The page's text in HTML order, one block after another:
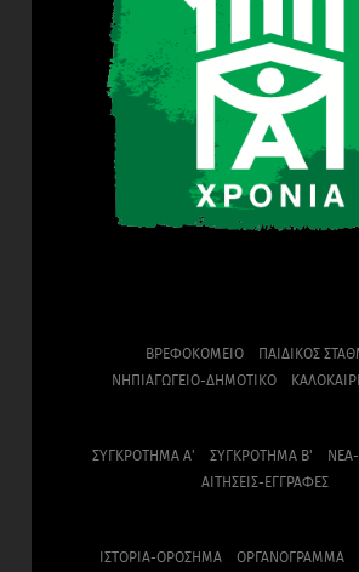
ΒΡΕΦΟΚΟΜΕΙΟ
ΠΑΙΔΙΚΟΣ
ΝΗΠΙΑΓΩΓΕΙΟ-ΔΗΜΟΤΙΚΟ
ΣΥΓΚΡΟΤΗΜΑ Α' ΣΥΓΚΡΟΤΗΜΑ Β'
ΑΙΤΗΣΕΙΣ-ΕΓΓΡΑΦΕΣ
ΙΣΤΟΡΙΑ-ΟΡΟΣΗΜΑ ΟΡΓΑΝΟΓΡΑΜΜΑ